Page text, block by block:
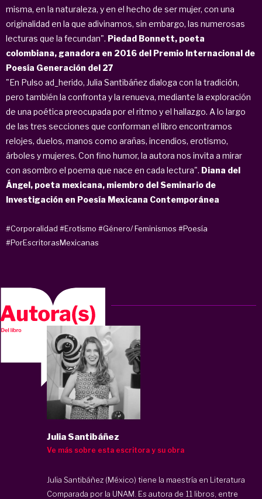
misma, en la naturaleza, y en el hecho de ser mujer, con una
originalidad en la que adivinamos, sin embargo, las numerosas
lecturas que la fecundan". Piedad Bonnett, poeta
colombiana, ganadora en 2016 del Premio Internacional de
Poesía Generación del 27
"En Pulso ad_herido, Julia Santibáñez dialoga con la tradición,
pero también la confronta y la renueva, mediante la exploración
de una poética preocupada por el ritmo y el hallazgo. A lo largo
de las tres secciones que conforman el libro encontramos
relojes, duelos, manos como arañas, incendios, erotismo,
árboles y mujeres. Con fino humor, la autora nos invita a mirar
con asombro el poema que nace en cada lectura". Diana del
Ángel, poeta mexicana, miembro del Seminario de
Investigación en Poesía Mexicana Contemporánea
#Corporalidad #Erotismo #Género/ Feminismos #Poesía
#PorEscritorasMexicanas
Julia Santibáñez
Ve más sobre esta escritora y su obra
Julia Santibáñez (México) tiene la maestría en Literatura
Comparada por la UNAM. Es autora de 11 libros, entre